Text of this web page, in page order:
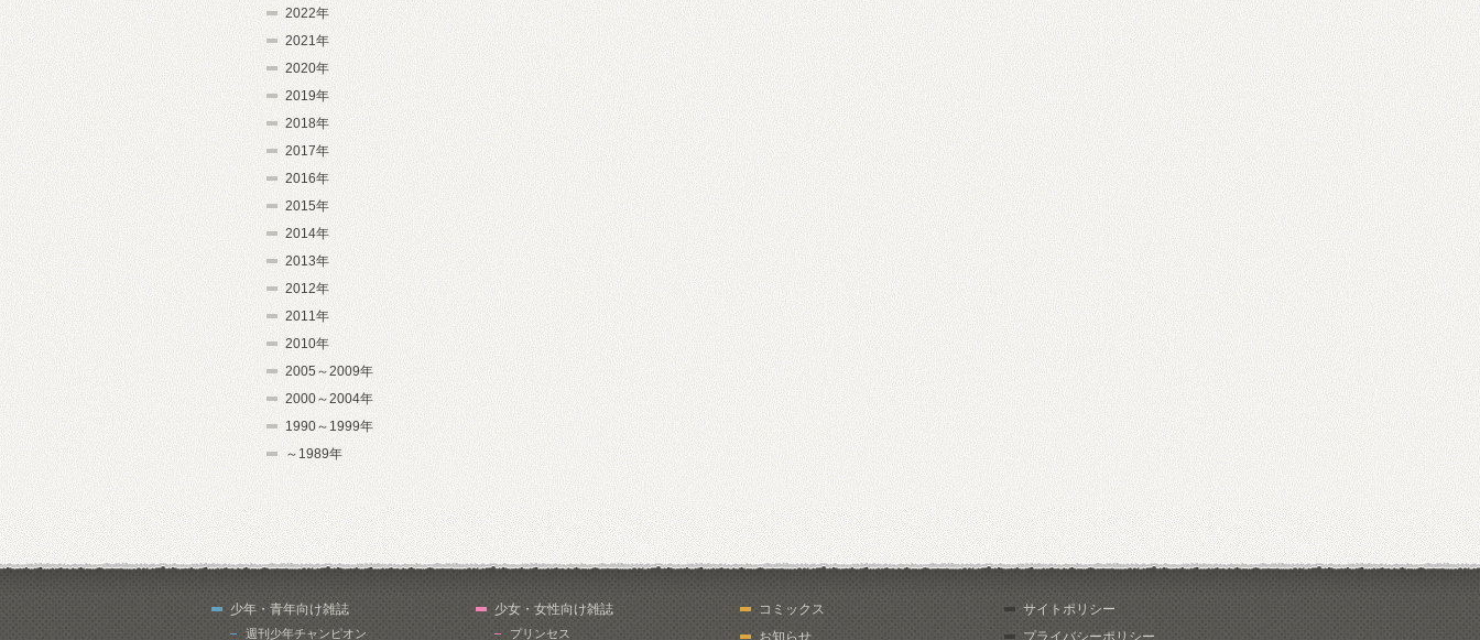
2022年
2021年
2020年
2019年
2018年
2017年
2016年
2015年
2014年
2013年
2012年
2011年
2010年
2005～2009年
2000～2004年
1990～1999年
～1989年
少年・青年向け雑誌
週刊少年チャンピオン
少女・女性向け雑誌
プリンセス
コミックス
お知らせ
サイトポリシー
プライバシーポリシー